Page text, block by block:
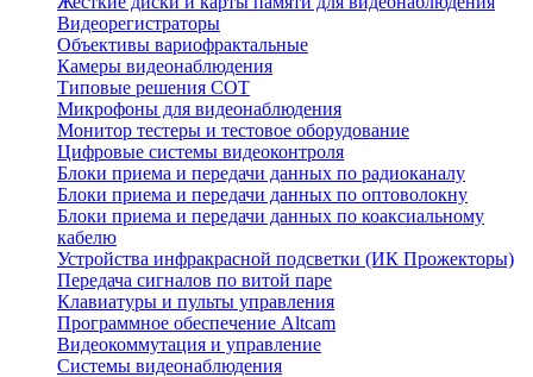
Видеорегистраторы
Объективы вариофрактальные
Камеры видеонаблюдения
Типовые решения СОТ
Микрофоны для видеонаблюдения
Монитор тестеры и тестовое оборудование
Цифровые системы видеоконтроля
Блоки приема и передачи данных по радиоканалу
Блоки приема и передачи данных по оптоволокну
Блоки приема и передачи данных по коаксиальному
кабелю
Устройства инфракрасной подсветки (ИК Прожекторы)
Передача сигналов по витой паре
Клавиатуры и пульты управления
Программное обеспечение Altcam
Видеокоммутация и управление
Системы видеонаблюдения